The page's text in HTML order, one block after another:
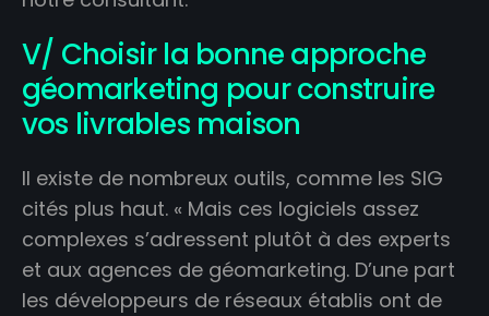
V/ Choisir la bonne approche
géomarketing pour construire
vos livrables maison
Il existe de nombreux outils, comme les SIG
cités plus haut. « Mais ces logiciels assez
complexes s’adressent plutôt à des experts
et aux agences de géomarketing. D’une part
les développeurs de réseaux établis ont de